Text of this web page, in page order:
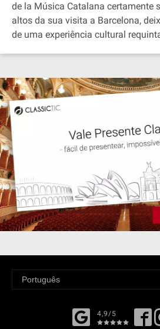
de la Música Catalana certamente
altos da sua visita a Barcelona,
de uma experiência cultural
4,9/5